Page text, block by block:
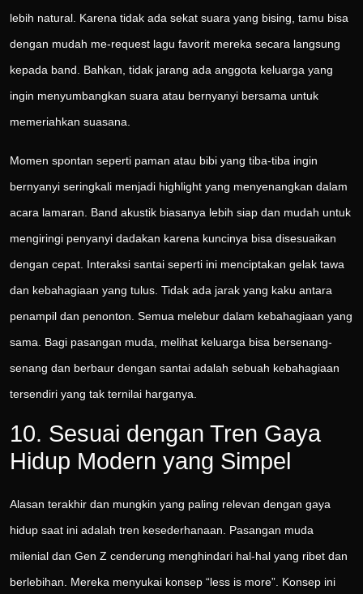
lebih natural. Karena tidak ada sekat suara yang bising, tamu bisa
dengan mudah me-request lagu favorit mereka secara langsung
kepada band. Bahkan, tidak jarang ada anggota keluarga yang
ingin menyumbangkan suara atau bernyanyi bersama untuk
memeriahkan suasana.
Momen spontan seperti paman atau bibi yang tiba-tiba ingin
bernyanyi seringkali menjadi highlight yang menyenangkan dalam
acara lamaran. Band akustik biasanya lebih siap dan mudah untuk
mengiringi penyanyi dadakan karena kuncinya bisa disesuaikan
dengan cepat. Interaksi santai seperti ini menciptakan gelak tawa
dan kebahagiaan yang tulus. Tidak ada jarak yang kaku antara
penampil dan penonton. Semua melebur dalam kebahagiaan yang
sama. Bagi pasangan muda, melihat keluarga bisa bersenang-
senang dan berbaur dengan santai adalah sebuah kebahagiaan
tersendiri yang tak ternilai harganya.
10. Sesuai dengan Tren Gaya
Hidup Modern yang Simpel
Alasan terakhir dan mungkin yang paling relevan dengan gaya
hidup saat ini adalah tren kesederhanaan. Pasangan muda
milenial dan Gen Z cenderung menghindari hal-hal yang ribet dan
berlebihan. Mereka menyukai konsep “less is more”. Konsep ini